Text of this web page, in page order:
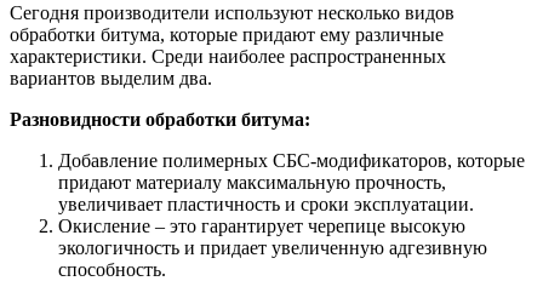
Сегодня производители используют несколько видов
обработки битума, которые придают ему различные
характеристики. Среди наиболее распространенных
вариантов выделим два.
Разновидности обработки битума:
Добавление полимерных СБС-модификаторов, которые
придают материалу максимальную прочность,
увеличивает пластичность и сроки эксплуатации.
Окисление – это гарантирует черепице высокую
экологичность и придает увеличенную адгезивную
способность.